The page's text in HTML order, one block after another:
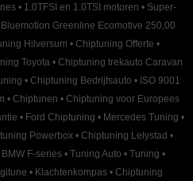
• 1.0TFSI en 1.0TSI motoren • Super-
Bluemotion Greenline Ecomotive 250,00
Hilversum • Chiptuning Offerte •
Toyota • Chiptuning trekauto Caravan
• Chiptuning Bedrijfsauto • ISO 9001
• Chiptunen • Chiptuning voor Europees
• Ford Chiptuning • Mercedes Tuning •
Powerbox • Chiptuning Lelystad •
F-series • Tuning Auto • Tuning •
• Klachtenkompas • Chiptuning